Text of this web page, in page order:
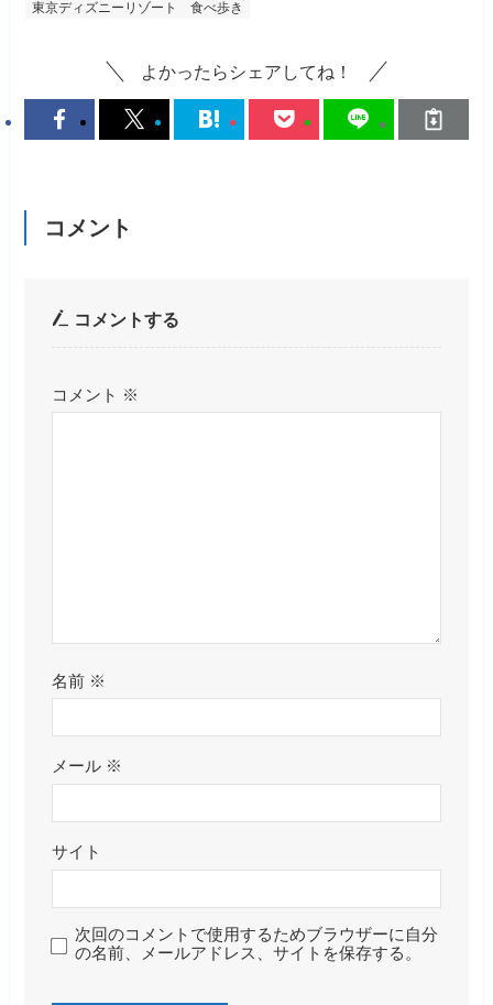
東京ディズニーリゾート
食べ歩き
よかったらシェアしてね！
コメント
コメントする
コメント ※
名前 ※
メール ※
サイト
次回のコメントで使用するためブラウザーに自分
の名前、メールアドレス、サイトを保存する。